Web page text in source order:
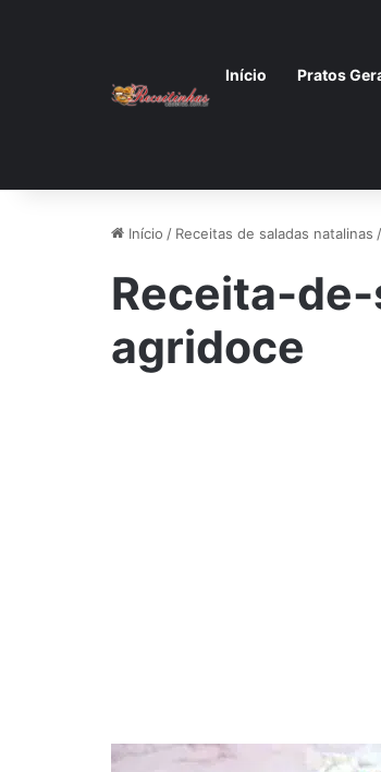
Início Pratos
Início / Receitas de saladas natalinas /
Receita-
agridoce